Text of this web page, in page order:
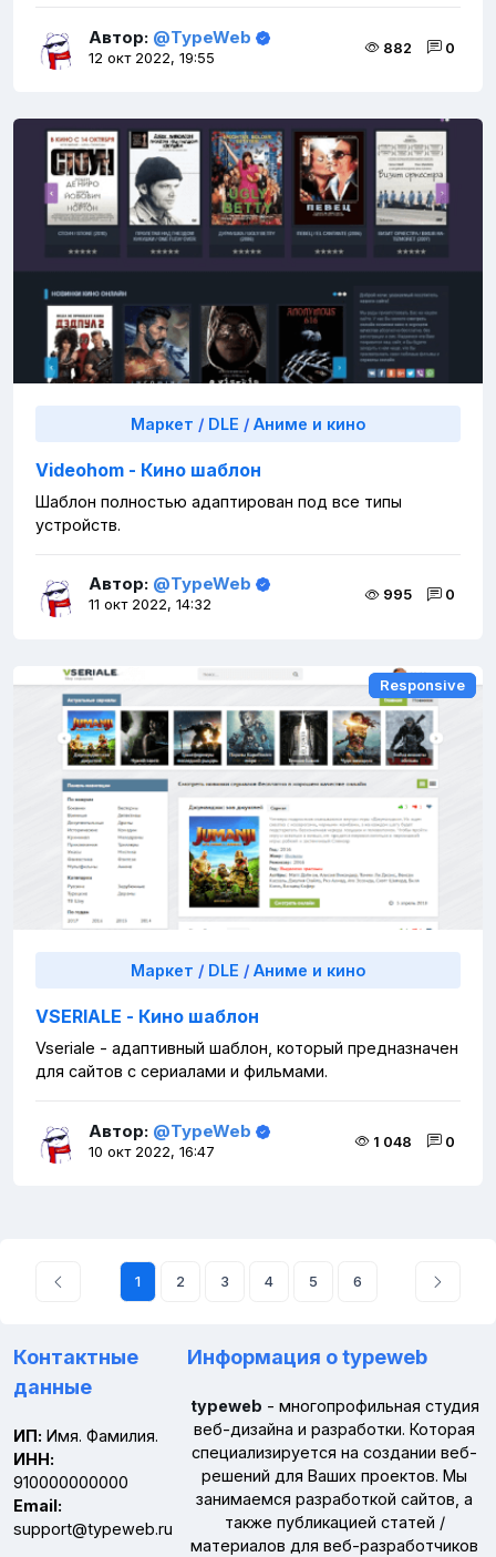
Автор: @TypeWeb
12 окт 2022, 19:55
882 0
Маркет / DLE / Аниме и кино
Videohom - Кино шаблон
Шаблон полностью адаптирован под все типы
устройств.
Автор: @TypeWeb
11 окт 2022, 14:32
995 0
Responsive
Responsive
Маркет / DLE / Аниме и кино
VSERIALE - Кино шаблон
Vseriale - адаптивный шаблон, который предназначен
для сайтов с сериалами и фильмами.
Автор: @TypeWeb
10 окт 2022, 16:47
1 048 0
1 2 3 4 5 6
Контактные
данные
ИП: Имя. Фамилия.
ИНН:
910000000000
Email:
support@typeweb.ru
Информация о typeweb
typeweb - многопрофильная студия
веб-дизайна и разработки. Которая
специализируется на создании веб-
решений для Ваших проектов. Мы
занимаемся разработкой сайтов, а
также публикацией статей /
материалов для веб-разработчиков